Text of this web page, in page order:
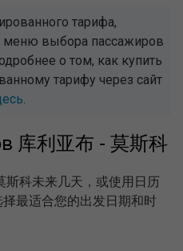
тарифа,
меню выбора пассажиров
о том, как купить
тарифу через сайт
.
库利亚布 - 莫斯科
斯科未来几天，或使用日历
最适合您的出发日期和时